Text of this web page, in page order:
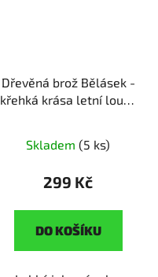
Dřevěná brož Bělásek -
křehká krása letní louky
romantiky
Skladem (5 ks)
299 Kč
DO KOŠÍKU